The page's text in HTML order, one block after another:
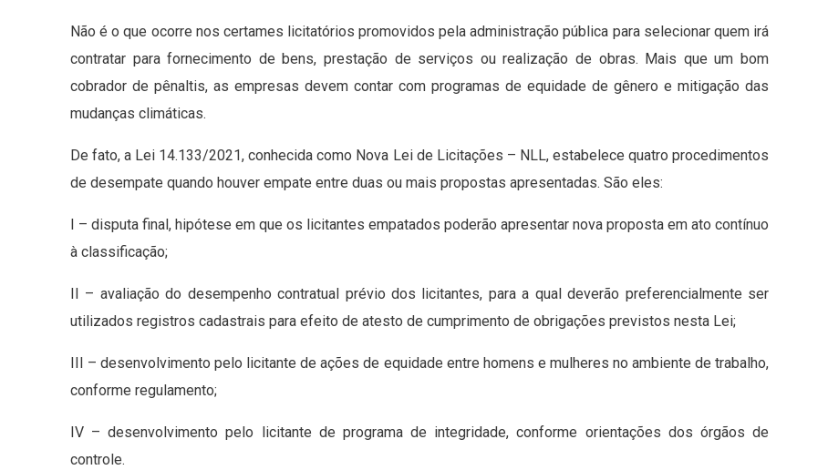
Não é o que ocorre nos certames licitatórios promovidos pela administração pública para selecionar quem irá
contratar para fornecimento de bens, prestação de serviços ou realização de obras. Mais que um bom
cobrador de pênaltis, as empresas devem contar com programas de equidade de gênero e mitigação das
mudanças climáticas.
De fato, a Lei 14.133/2021, conhecida como Nova Lei de Licitações – NLL, estabelece quatro procedimentos
de desempate quando houver empate entre duas ou mais propostas apresentadas. São eles:
I – disputa final, hipótese em que os licitantes empatados poderão apresentar nova proposta em ato contínuo
à classificação;
II – avaliação do desempenho contratual prévio dos licitantes, para a qual deverão preferencialmente ser
utilizados registros cadastrais para efeito de atesto de cumprimento de obrigações previstos nesta Lei;
III – desenvolvimento pelo licitante de ações de equidade entre homens e mulheres no ambiente de trabalho,
conforme regulamento;
IV – desenvolvimento pelo licitante de programa de integridade, conforme orientações dos órgãos de
controle.